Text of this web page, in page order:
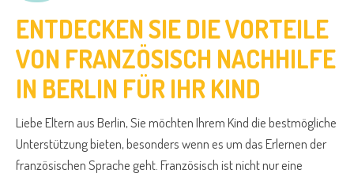
ENTDECKEN SIE DIE VORTEILE
VON FRANZÖSISCH NACHHILFE
IN BERLIN FÜR IHR KIND
Liebe Eltern aus Berlin, Sie möchten Ihrem Kind die bestmögliche
Unterstützung bieten, besonders wenn es um das Erlernen der
französischen Sprache geht. Französisch ist nicht nur eine